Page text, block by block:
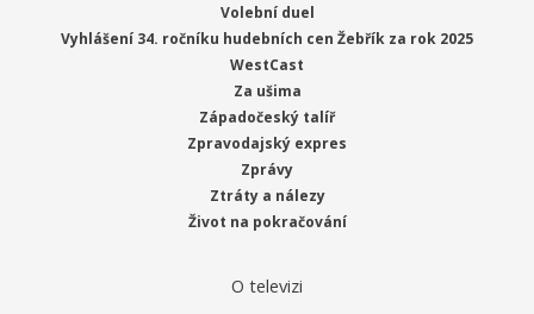
Volební duel
Vyhlášení 34. ročníku hudebních cen Žebřík za rok 2025
WestCast
Za ušima
Západočeský talíř
Zpravodajský expres
Zprávy
Ztráty a nálezy
Život na pokračování
O televizi